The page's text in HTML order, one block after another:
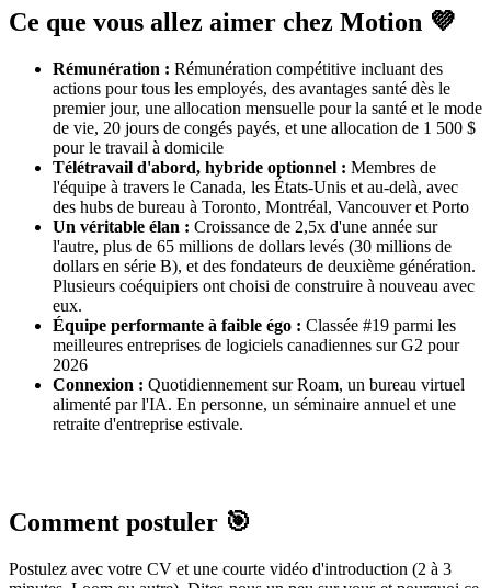
Ce que vous allez aimer chez Motion 💜
Rémunération : Rémunération compétitive incluant des
actions pour tous les employés, des avantages santé dès le
premier jour, une allocation mensuelle pour la santé et le mode
de vie, 20 jours de congés payés, et une allocation de 1 500 $
pour le travail à domicile
Télétravail d'abord, hybride optionnel : Membres de
l'équipe à travers le Canada, les États-Unis et au-delà, avec
des hubs de bureau à Toronto, Montréal, Vancouver et Porto
Un véritable élan : Croissance de 2,5x d'une année sur
l'autre, plus de 65 millions de dollars levés (30 millions de
dollars en série B), et des fondateurs de deuxième génération.
Plusieurs coéquipiers ont choisi de construire à nouveau avec
eux.
Équipe performante à faible égo : Classée #19 parmi les
meilleures entreprises de logiciels canadiennes sur G2 pour
2026
Connexion : Quotidiennement sur Roam, un bureau virtuel
alimenté par l'IA. En personne, un séminaire annuel et une
retraite d'entreprise estivale.
Comment postuler 🎯
Postulez avec votre CV et une courte vidéo d'introduction (2 à 3